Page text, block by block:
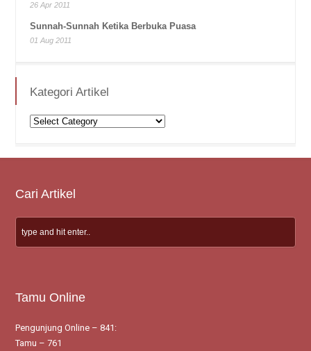
26 Apr 2011
Sunnah-Sunnah Ketika Berbuka Puasa
01 Aug 2011
Kategori Artikel
Kategori
Cari Artikel
Tamu Online
Pengunjung Online – 841:
Tamu – 761